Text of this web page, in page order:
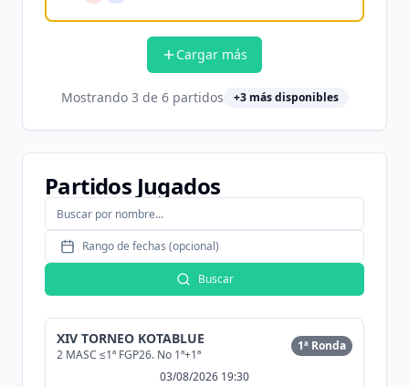
Cargar más
Mostrando 3 de 6partidos +3más disponibles
Partidos Jugados
Rango de fechas (opcional)
Buscar
XIV TORNEO KOTABLUE
2 MASC ≤1ª FGP26. No 1ª+1ª
1ª Ronda
03/08/2026 19:30